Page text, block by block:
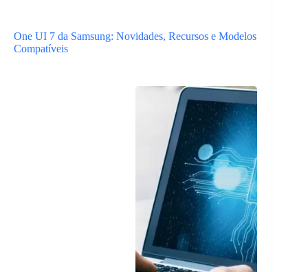
One UI 7 da Samsung: Novidades, Recursos e Modelos
Compatíveis